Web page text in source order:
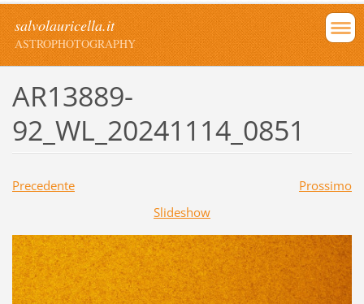
salvolauricella.it
ASTROPHOTOGRAPHY
AR13889-
92_WL_20241114_0851
Precedente
Prossimo
Slideshow